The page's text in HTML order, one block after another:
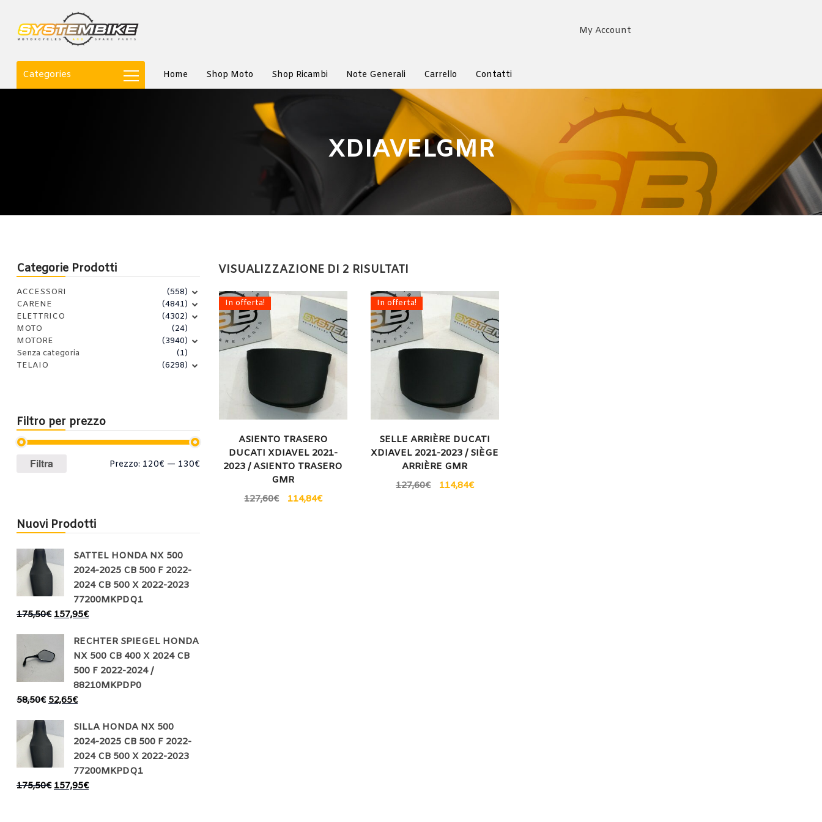
My Account
Categories Home Shop Moto Shop Ricambi Note Generali Carrello Contatti
XDIAVELGMR
Categorie Prodotti
ACCESSORI
(558)
CARENE
(4841)
ELETTRICO
(4302)
MOTO
(24)
MOTORE
(3940)
Senza categoria
(1)
TELAIO
(6298)
Filtro per prezzo
Prezzo
Prezzo
Filtra Prezzo: 120€ — 130€
Nuovi Prodotti
SATTEL HONDA NX 500
2024-2025 CB 500 F 2022-
2024 CB 500 X 2022-2023
77200MKPDQ1
175,50€ 157,95€
RECHTER SPIEGEL HONDA
NX 500 CB 400 X 2024 CB
500 F 2022-2024 /
88210MKPDP0
58,50€ 52,65€
SILLA HONDA NX 500
2024-2025 CB 500 F 2022-
2024 CB 500 X 2022-2023
77200MKPDQ1
175,50€ 157,95€
VISUALIZZAZIONE DI 2 RISULTATI
In offerta!
ASIENTO TRASERO
DUCATI XDIAVEL 2021-
2023 / ASIENTO TRASERO
GMR
127,60€ 114,84€
In offerta!
SELLE ARRIÈRE DUCATI
XDIAVEL 2021-2023 / SIÈGE
ARRIÈRE GMR
127,60€ 114,84€